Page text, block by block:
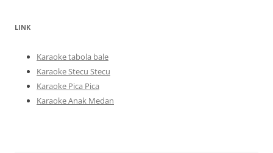
LINK
Karaoke tabola bale
Karaoke Stecu Stecu
Karaoke Pica Pica
Karaoke Anak Medan